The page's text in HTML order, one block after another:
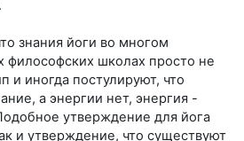
знания йоги во многом
философских школах просто не
и иногда постулируют, что
а энергии нет, энергия -
утверждение для йога
и утверждение, что существуют